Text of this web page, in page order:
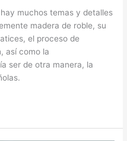
muchos temas y detalles
madera de roble, su
el proceso de
así como la
ser de otra manera, la